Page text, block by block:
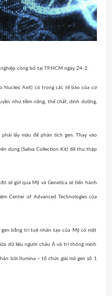
công bố tại TP.HCM ngày 24-2.
Nucleic Axit) có trong các tế bào của cơ
như tiềm năng, thể chất, dinh dưỡng,
lấy máu để phân tích gen. Thay vào
dụng (Saliva Collection Kit) để thu thập
sẽ gửi qua Mỹ và Genetica sẽ tiến hành
Center of Advanced Technologies của
bằng trí tuệ nhân tạo của Mỹ có mặt
dữ liệu người châu Á và trí thông minh
bởi IIumina – tổ chức giải mã gen số 1